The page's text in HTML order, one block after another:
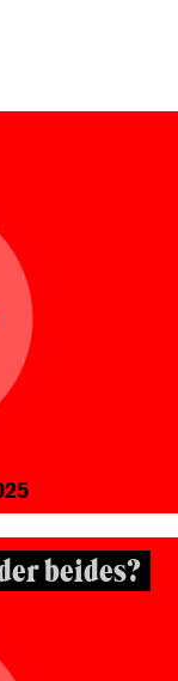
beides?